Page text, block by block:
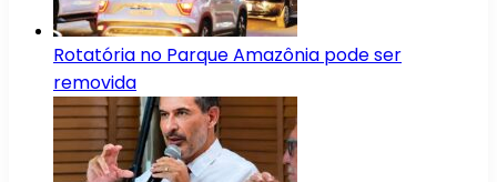
Rotatória no Parque Amazônia pode ser
removida